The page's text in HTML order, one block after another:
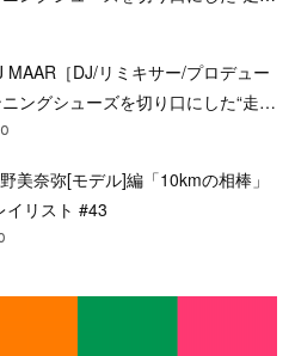
MAAR［DJ/リミキサー/プロデュー
ングシューズを切り口にした“走…
美奈弥[モデル]編「10kmの相棒」
イリスト #43